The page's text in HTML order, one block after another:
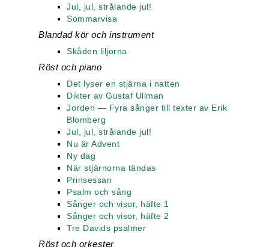
Jul, jul, strålande jul!
Sommarvisa
Blandad kör och instrument
Skåden liljorna
Röst och piano
Det lyser en stjärna i natten
Dikter av Gustaf Ullman
Jorden — Fyra sånger till texter av Erik
Blomberg
Jul, jul, strålande jul!
Nu är Advent
Ny dag
När stjärnorna tändas
Prinsessan
Psalm och sång
Sånger och visor, häfte 1
Sånger och visor, häfte 2
Tre Davids psalmer
Röst och orkester